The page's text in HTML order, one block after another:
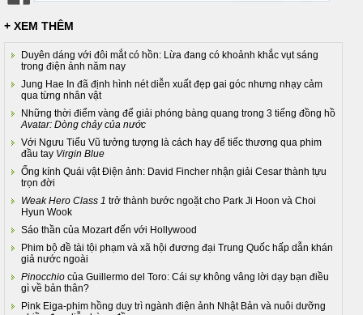
+ XEM THÊM
Duyên dáng với đôi mắt có hồn: Lừa đang có khoảnh khắc vụt sáng
trong điện ảnh năm nay
Jung Hae In đã định hình nét diễn xuất đẹp gai góc nhưng nhạy cảm
qua từng nhân vật
Những thời điểm vàng để giải phóng bàng quang trong 3 tiếng đồng hồ
Avatar: Dòng chảy của nước
Với Ngưu Tiểu Vũ tưởng tượng là cách hay để tiếc thương qua phim
đầu tay Virgin Blue
Ống kính Quái vật Điện ảnh: David Fincher nhận giải Cesar thành tựu
trọn đời
Weak Hero Class 1 trở thành bước ngoặt cho Park Ji Hoon và Choi
Hyun Wook
Sáo thần của Mozart đến với Hollywood
Phim bộ đề tài tội phạm và xã hội đương đại Trung Quốc hấp dẫn khán
giả nước ngoài
Pinocchio của Guillermo del Toro: Cái sự không vâng lời dạy bạn điều
gì về bản thân?
Pink Eiga-phim hồng duy trì ngành điện ảnh Nhật Bản và nuôi dưỡng